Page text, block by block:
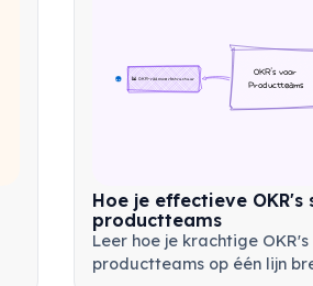
📊 OKR-raamwerkstructuur
12
OKR's voor
Productteams
Hoe je effectieve
productteams
Leer hoe je krachtige
productteams op één lijn